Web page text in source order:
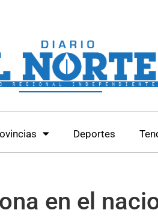
Deportes
en el